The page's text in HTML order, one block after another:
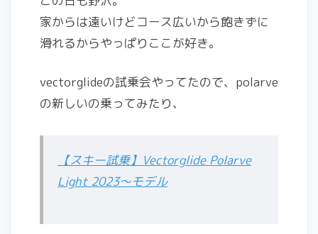
家からは遠いけどコース広いから飽きずに
滑れるからやっぱりここが好き。
vectorglideの試乗会やってたので、polarve
の新しいの乗ってみたり、
【スキー試乗】Vectorglide Polarve
Light 2023〜モデル